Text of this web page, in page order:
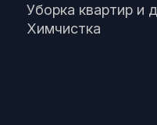
Уборка квартир и
Химчистка